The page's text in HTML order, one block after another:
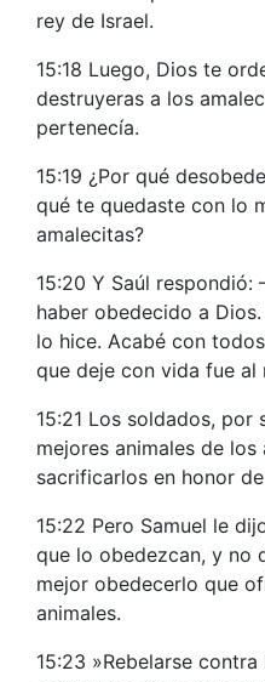
rey de Israel.
15:18 Luego, Dios te
destruyeras a los
pertenecía.
15:19 ¿Por qué
qué te quedaste con lo
amalecitas?
15:20 Y Saúl
haber obedecido a
lo hice. Acabé con
que deje con vida fue al
15:21 Los soldados,
mejores animales de los
sacrificarlos en honor
15:22 Pero Samuel le
que lo obedezcan, y no
mejor obedecerlo que
animales.
15:23 »Rebelarse